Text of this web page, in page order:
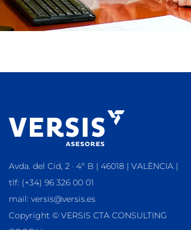
Avda. del Cid, 2 · 4º B | 46018 | VALÈNCIA |
tlf: (+34) 96 326 00 01
mail: versis@versis.es
Copyright © VERSIS CTA CONSULTING